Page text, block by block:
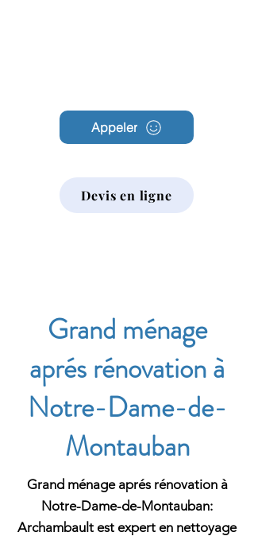
Appeler
Devis en ligne
Grand ménage
aprés rénovation à
Notre-Dame-de-
Montauban
Grand ménage aprés rénovation à
Notre-Dame-de-Montauban:
Archambault est expert en nettoyage